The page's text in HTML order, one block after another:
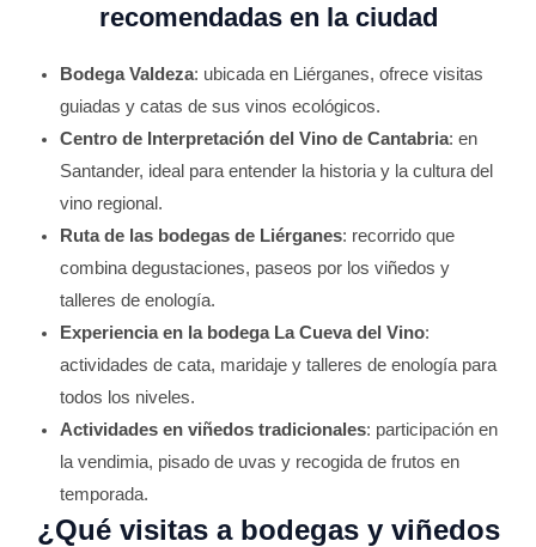
recomendadas en la ciudad
Bodega Valdeza: ubicada en Liérganes, ofrece visitas
guiadas y catas de sus vinos ecológicos.
Centro de Interpretación del Vino de Cantabria: en
Santander, ideal para entender la historia y la cultura del
vino regional.
Ruta de las bodegas de Liérganes: recorrido que
combina degustaciones, paseos por los viñedos y
talleres de enología.
Experiencia en la bodega La Cueva del Vino:
actividades de cata, maridaje y talleres de enología para
todos los niveles.
Actividades en viñedos tradicionales: participación en
la vendimia, pisado de uvas y recogida de frutos en
temporada.
¿Qué visitas a bodegas y viñedos